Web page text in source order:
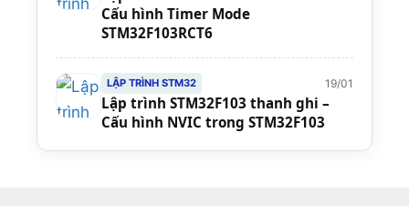
Cấu hình Timer Mode
STM32F103RCT6
LẬP TRÌNH STM32 19/01
Lập trình STM32F103 thanh ghi –
Cấu hình NVIC trong STM32F103